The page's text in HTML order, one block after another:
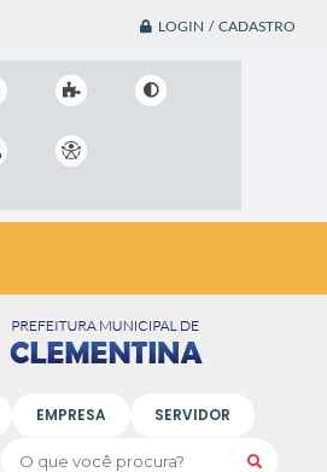
LOGIN / CADASTRO
EMPRESA SERVIDOR